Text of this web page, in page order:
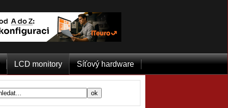
LCD monitory Síťový hardware